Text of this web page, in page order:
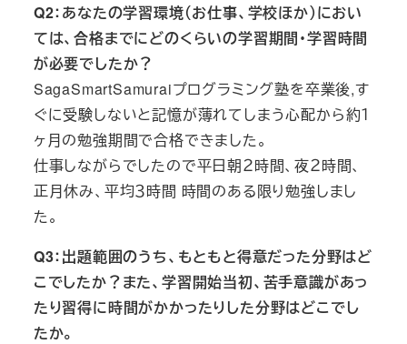
Q2：あなたの学習環境（お仕事、学校ほか）におい
ては、合格までにどのくらいの学習期間・学習時間
が必要でしたか？
SagaSmartSamuraiプログラミング塾を卒業後,す
ぐに受験しないと記憶が薄れてしまう心配から約１
ヶ月の勉強期間で合格できました。
仕事しながらでしたので平日朝２時間、夜２時間、
正月休み、平均３時間 時間のある限り勉強しまし
た。
Q3：出題範囲のうち、もともと得意だった分野はど
こでしたか？また、学習開始当初、苦手意識があっ
たり習得に時間がかかったりした分野はどこでし
たか。